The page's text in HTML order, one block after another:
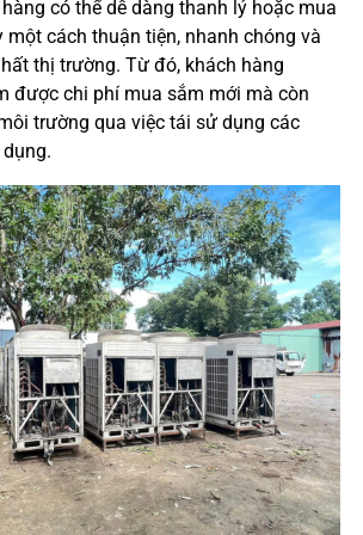
có thể dễ dàng thanh lý hoặc mua
một cách thuận tiện, nhanh chóng và
thị trường. Từ đó, khách hàng
được chi phí mua sắm mới mà còn
trường qua việc tái sử dụng các